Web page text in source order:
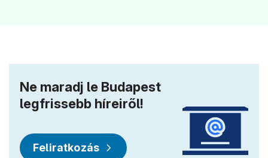
Ne maradj le Budapest
legfrissebb híreiről!
Feliratkozás